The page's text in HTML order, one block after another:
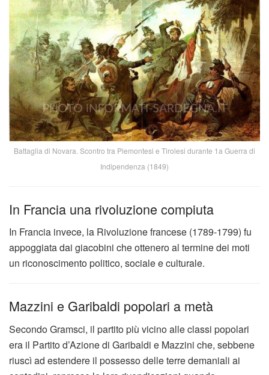
Battaglia di Novara. Scontro tra Piemontesi e Tirolesi durante 1a Guerra di
Indipendenza (1849)
In Francia una rivoluzione compiuta
In Francia invece, la Rivoluzione francese (1789-1799) fu
appoggiata dai giacobini che ottenero al termine dei moti
un riconoscimento politico, sociale e culturale.
Mazzini e Garibaldi popolari a metà
Secondo Gramsci, il partito più vicino alle classi popolari
era il Partito d’Azione di Garibaldi e Mazzini che, sebbene
riuscì ad estendere il possesso delle terre demaniali ai